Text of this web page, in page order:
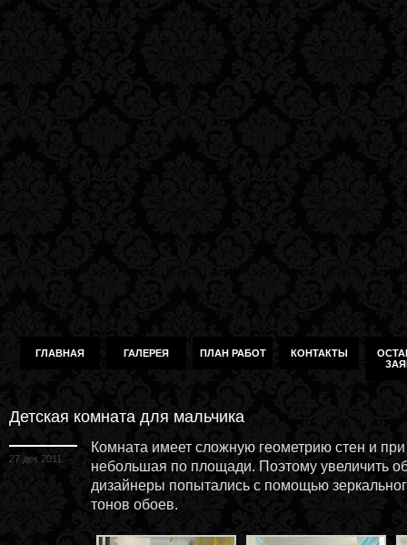
ГЛАВНАЯ ГАЛЕРЕЯ ПЛАН РАБОТ КОНТАКТЫ
Детская комната для мальчика
27 дек 2011
Комната имеет сложную геометрию стен и
небольшая по площади. Поэтому увеличить
дизайнеры попытались с помощью
тонов обоев.